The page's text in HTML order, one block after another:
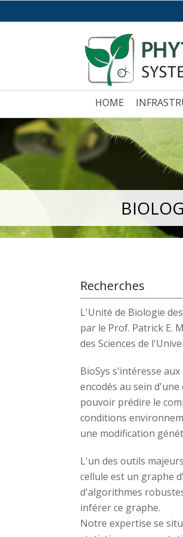
HOME
Recherches
L'Unité de Biologie
par le Prof. Patrick E.
des Sciences de
BioSys s'intéresse
encodés au sein
pouvoir prédire le
conditions
une modification
L'un des outils
cellule est un graphe
d'algorithmes
inférer ce graphe.
Notre expertise se